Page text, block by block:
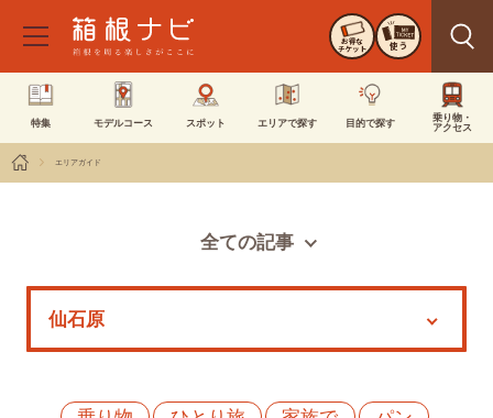
お得な
チケット 使う
特集 モデルコース スポット エリアで探す 目的で探す
乗り物・
アクセス
エリアガイド
全ての記事
特集